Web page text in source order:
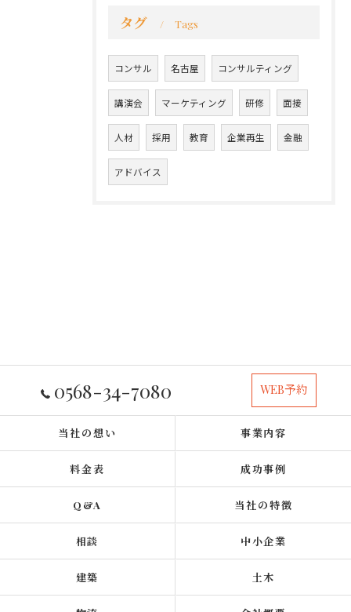
タグ Tags
コンサル 名古屋 コンサルティング
講演会 マーケティング 研修 面接
人材 採用 教育 企業再生 金融
アドバイス
0568-34-7080 WEB予約
当社の想い 事業内容
料金表 成功事例
Q&A 当社の特徴
相談 中小企業
建築 土木